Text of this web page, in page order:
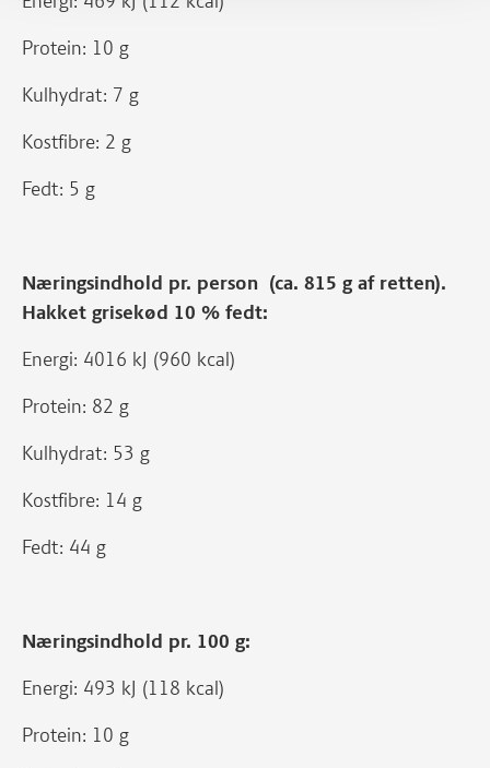
Protein: 10 g
Kulhydrat: 7 g
Kostfibre: 2 g
Fedt: 5 g
Næringsindhold pr. person (ca. 815 g af retten).
Hakket grisekød 10 % fedt:
Energi: 4016 kJ (960 kcal)
Protein: 82 g
Kulhydrat: 53 g
Kostfibre: 14 g
Fedt: 44 g
Næringsindhold pr. 100 g:
Energi: 493 kJ (118 kcal)
Protein: 10 g